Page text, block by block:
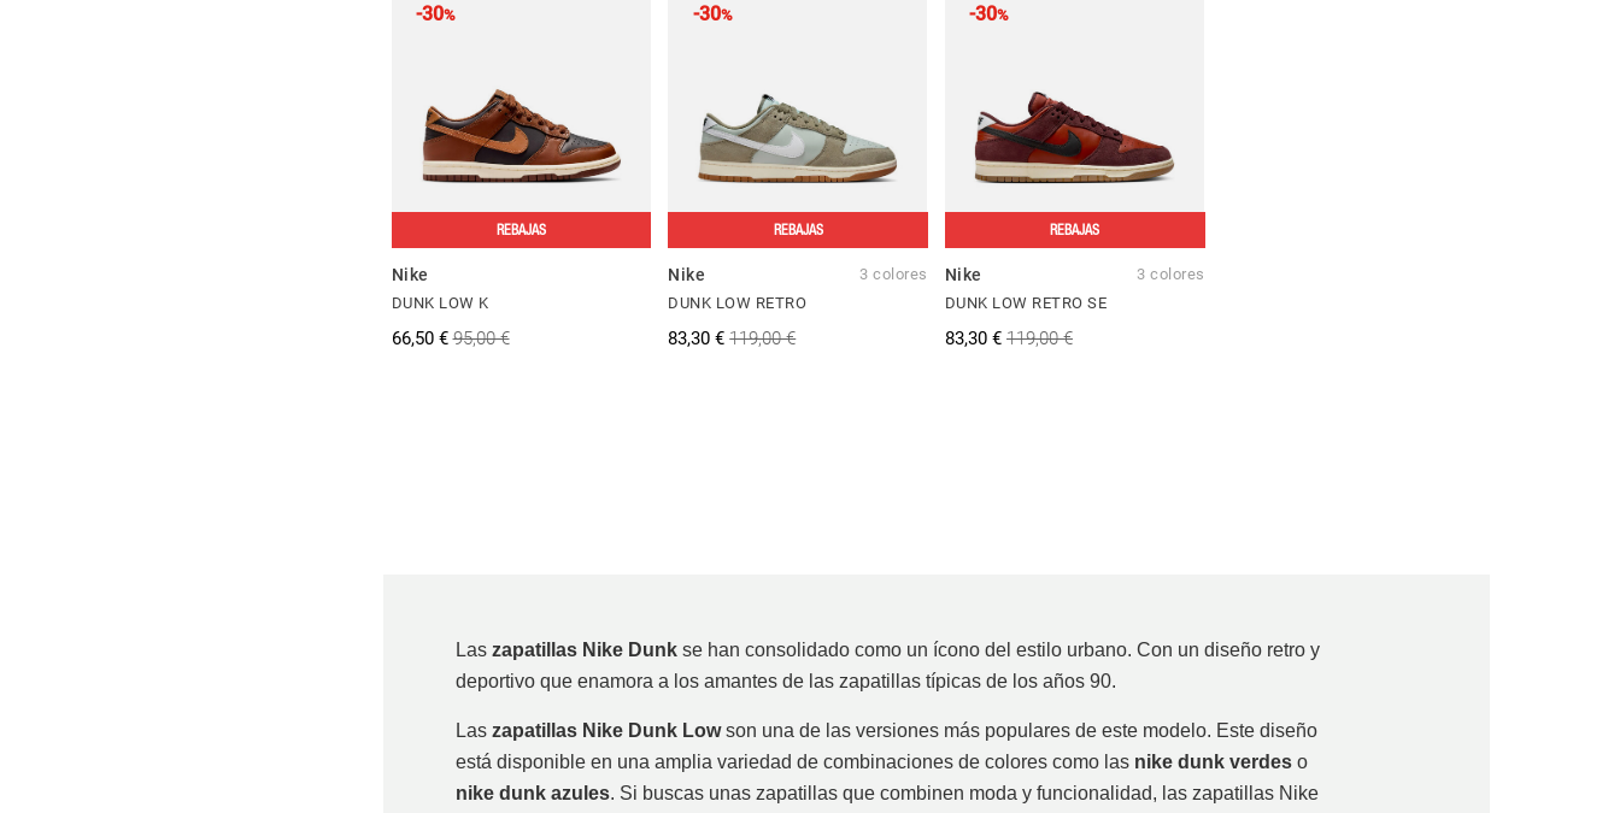
-30%
REBAJAS
Nike
DUNK LOW K
66,50 € 95,00 €
-30%
REBAJAS
Nike
3 colores
DUNK LOW RETRO
83,30 € 119,00 €
-30%
REBAJAS
Nike
3 colores
DUNK LOW RETRO SE
83,30 € 119,00 €
Las zapatillas Nike Dunkse han consolidado como un ícono del estilo urbano. Con un diseño retro y
deportivo que enamora a los amantes de las zapatillas típicas de los años 90.
Laszapatillas Nike Dunk Lowson una de las versiones más populares de este modelo. Este diseño
está disponible en una amplia variedad de combinaciones de colores como las nike dunk verdeso
nike dunk azules. Si buscas unas zapatillas que combinen moda y funcionalidad, las zapatillas Nike